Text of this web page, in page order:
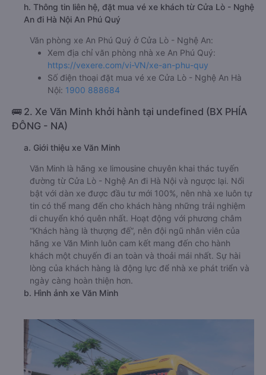
h. Thông tin liên hệ, đặt mua vé xe khách từ Cửa Lò - Nghệ
An đi Hà Nội An Phú Quý
Văn phòng xe An Phú Quý ở Cửa Lò - Nghệ An:
Xem địa chỉ văn phòng nhà xe An Phú Quý:
https://vexere.com/vi-VN/xe-an-phu-quy
Số điện thoại đặt mua vé xe Cửa Lò - Nghệ An Hà
Nội: 1900 888684
🚌 2. Xe Văn Minh khởi hành tại undefined (BX PHÍA
ĐÔNG - NA)
a. Giới thiệu xe Văn Minh
Văn Minh là hãng xe limousine chuyên khai thác tuyến
đường từ Cửa Lò - Nghệ An đi Hà Nội và ngược lại. Nổi
bật với dàn xe được đầu tư mới 100%, nên nhà xe luôn tự
tin có thể mang đến cho khách hàng những trải nghiệm
di chuyển khó quên nhất. Hoạt động với phương châm
“Khách hàng là thượng đế”, nên đội ngũ nhân viên của
hãng xe Văn Minh luôn cam kết mang đến cho hành
khách một chuyến đi an toàn và thoải mái nhất. Sự hài
lòng của khách hàng là động lực để nhà xe phát triển và
ngày càng hoàn thiện hơn.
b. Hình ảnh xe Văn Minh